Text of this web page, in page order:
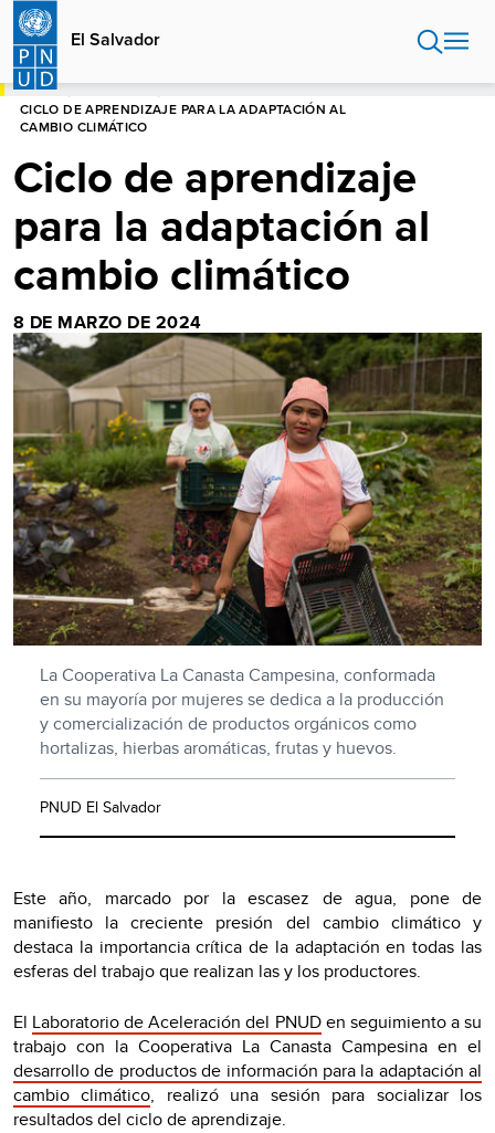
Pasar
contenido
principal
El Salvador
HOME
CICLO DE APRENDIZAJE PARA LA ADAPTACIÓN AL
CAMBIO CLIMÁTICO
Ciclo de aprendizaje
para la adaptación al
cambio climático
8 DE MARZO DE 2024
La Cooperativa La Canasta Campesina, conformada
en su mayoría por mujeres se dedica a la producción
y comercialización de productos orgánicos como
hortalizas, hierbas aromáticas, frutas y huevos.
PNUD El Salvador
Este año, marcado por la escasez de agua, pone de
manifiesto la creciente presión del cambio climático y
destaca la importancia crítica de la adaptación en todas las
esferas del trabajo que realizan las y los productores.
El Laboratorio de Aceleración del PNUDen seguimiento a su
trabajo con la Cooperativa La Canasta Campesina en el
desarrollo de productos de información para la adaptación al
cambio climático, realizó una sesión para socializar los
resultados del ciclo de aprendizaje.